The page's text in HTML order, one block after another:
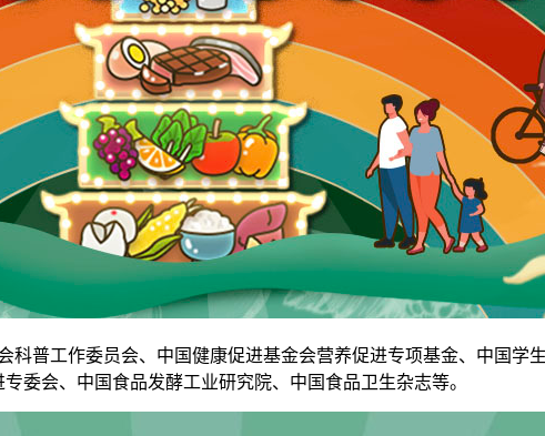
工作委员会、中国健康促进基金会营养促进专项基金、中国学
委会、中国食品发酵工业研究院、中国食品卫生杂志等。